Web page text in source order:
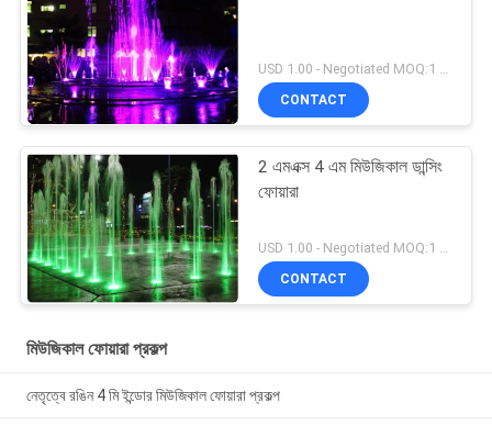
CONTACT
2 এমএক্স 4 এম মিউজিকাল ডান্সিং
ফোয়ারা
CONTACT
মিউজিকাল ফোয়ারা প্রকল্প
নেতৃত্বে রঙিন 4 মি ইন্ডোর মিউজিকাল ফোয়ারা প্রকল্প